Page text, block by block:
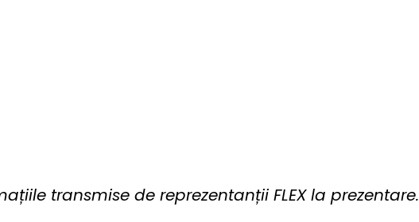
transmise de reprezentanții FLEX la prezentare.